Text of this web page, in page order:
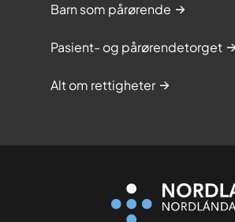
Barn som pårørende
Pasient- og pårørendetorget
Alt om rettigheter